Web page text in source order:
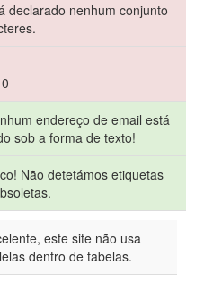
declarado nenhum conjunto
endereço de email está
sob a forma de texto!
Não detetámos etiquetas
este site não usa
dentro de tabelas.